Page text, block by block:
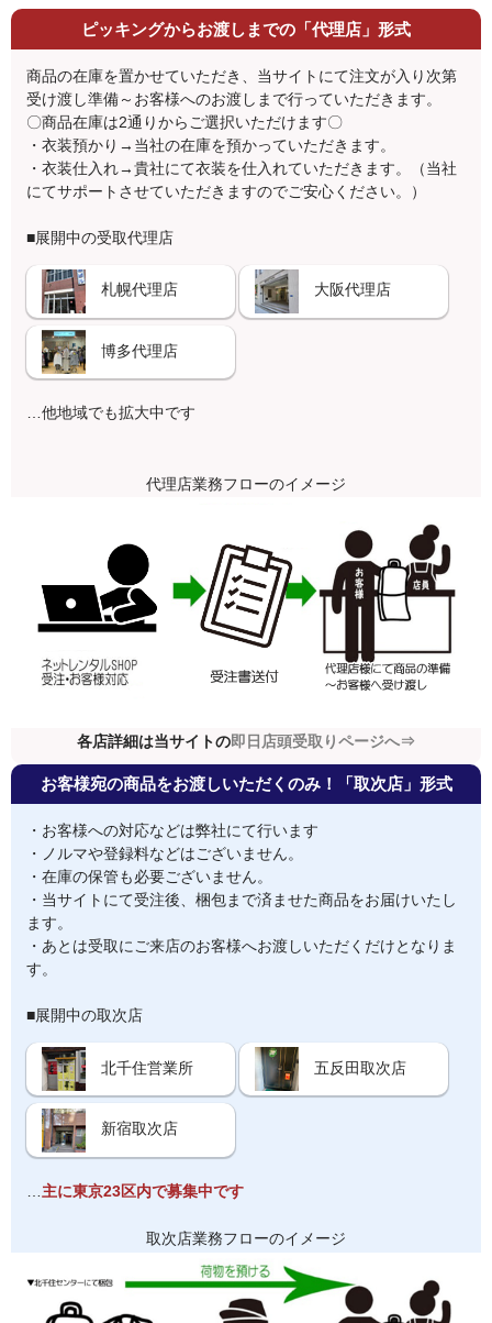
ピッキングからお渡しまでの「代理店」形式
商品の在庫を置かせていただき、当サイトにて注文が入り次第
受け渡し準備～お客様へのお渡しまで行っていただきます。
〇商品在庫は2通りからご選択いただけます〇
・衣装預かり→当社の在庫を預かっていただきます。
・衣装仕入れ→貴社にて衣装を仕入れていただきます。（当社
にてサポートさせていただきますのでご安心ください。）
■展開中の受取代理店
札幌代理店 大阪代理店
博多代理店
…他地域でも拡大中です
代理店業務フローのイメージ
各店詳細は当サイトの即日店頭受取りページへ⇒
お客様宛の商品をお渡しいただくのみ！「取次店」形式
・お客様への対応などは弊社にて行います
・ノルマや登録料などはございません。
・在庫の保管も必要ございません。
・当サイトにて受注後、梱包まで済ませた商品をお届けいたし
ます。
・あとは受取にご来店のお客様へお渡しいただくだけとなりま
す。
■展開中の取次店
北千住営業所 五反田取次店
新宿取次店
主に東京23区内で募集中です
取次店業務フローのイメージ